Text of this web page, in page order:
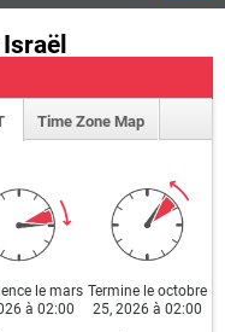
Time Zone Map
le mars
à 02:00
Termine le octobre
25, 2026 à 02:00